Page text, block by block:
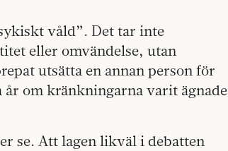
våld”. Det tar inte
eller omvändelse, utan
utsätta en annan person för
om kränkningarna varit ägnade
se. Att lagen likväl i debatten